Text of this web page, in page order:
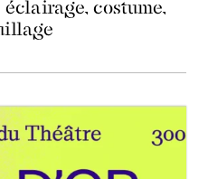
costume,